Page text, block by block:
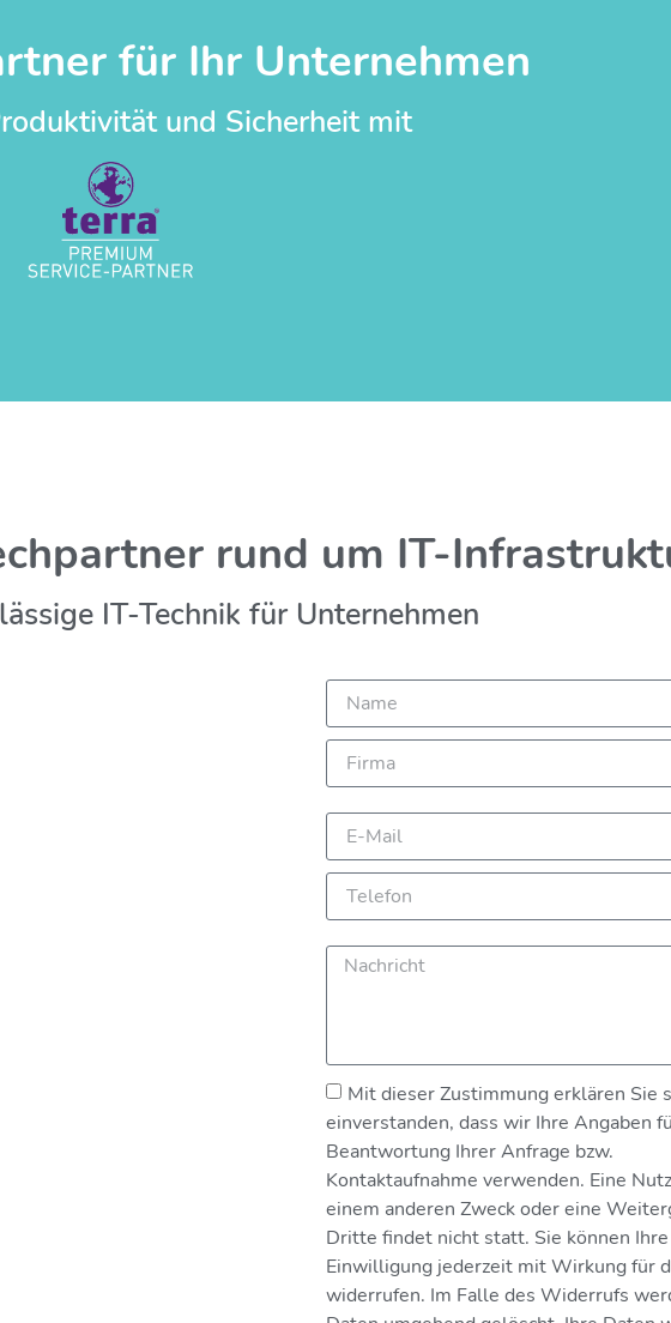
für Ihr Unternehmen
und Sicherheit mit
rund um IT-
IT-Technik für Unternehmen
Mit dieser Zustimmung erklären Sie
einverstanden, dass wir Ihre Angaben
Beantwortung Ihrer Anfrage bzw.
Kontaktaufnahme verwenden. Eine
einem anderen Zweck oder eine
Dritte findet nicht statt. Sie können
Einwilligung jederzeit mit Wirkung für
widerrufen. Im Falle des Widerrufs